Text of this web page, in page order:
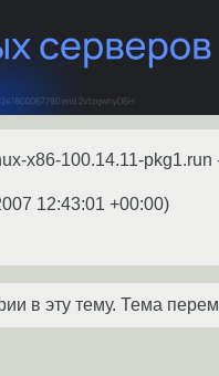
x86-100.14.11-pkg1.run
12:43:01 +00:00)
в эту тему. Тема